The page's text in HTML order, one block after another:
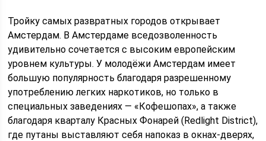
Тройку самых развратных городов открывает
Амстердам. В Амстердаме вседозволенность
удивительно сочетается с высоким европейским
уровнем культуры. У молодёжи Амстердам имеет
большую популярность благодаря разрешенному
употреблению легких наркотиков, но только в
специальных заведениях — «Кофешопах», а также
благодаря кварталу Красных Фонарей (Redlight District),
где путаны выставляют себя напоказ в окнах-дверях,